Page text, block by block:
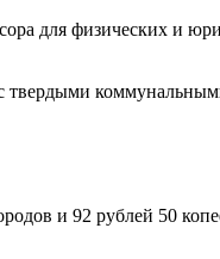
для физических и
и 92 рублей 50